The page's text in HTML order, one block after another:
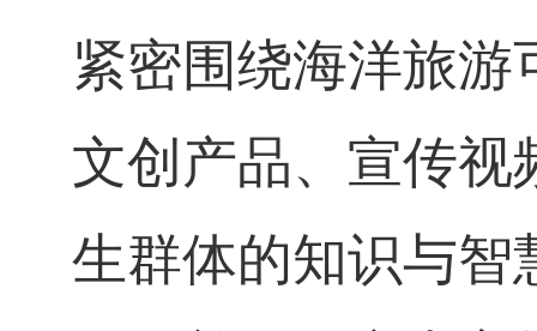
紧密围绕海洋旅
文创产品、宣传视
生群体的知识与智